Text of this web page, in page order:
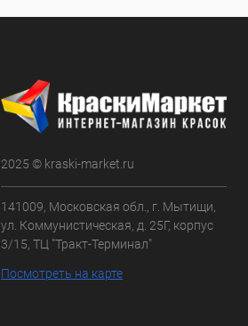
2025 © kraski-market.ru
141009, Московская обл., г. Мытищи,
ул. Коммунистическая, д. 25Г, корпус
3/15, ТЦ "Тракт-Терминал"
Посмотреть на карте